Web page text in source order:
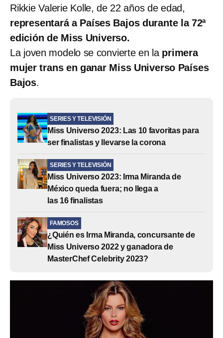
Rikkie Valerie Kolle, de 22 años de edad,
representará a Países Bajos durante la 72ª
edición de Miss Universo.
La joven modelo se convierte en laprimera
mujer trans en ganar Miss Universo Países
Bajos.
SERIES Y TELEVISIÓN
Miss Universo 2023: Las 10 favoritas para
ser finalistas y llevarse la corona
SERIES Y TELEVISIÓN
Miss Universo 2023: Irma Miranda de
México queda fuera; no llega a
las 16 finalistas
FAMOSOS
¿Quién es Irma Miranda, concursante de
Miss Universo 2022 y ganadora de
MasterChef Celebrity 2023?